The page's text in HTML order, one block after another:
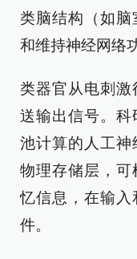
类脑结构（如脑
和维持神经网络
类器官从电刺激
送输出信号。科
池计算的人工神
物理存储层，可
忆信息，在输入
件。